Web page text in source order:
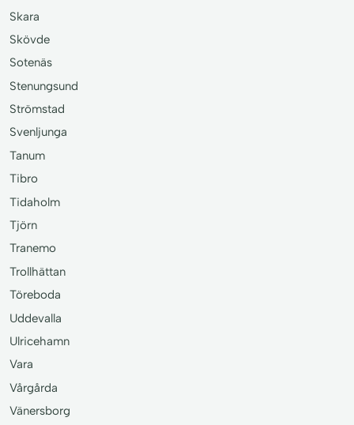
Skara
Skövde
Sotenäs
Stenungsund
Strömstad
Svenljunga
Tanum
Tibro
Tidaholm
Tjörn
Tranemo
Trollhättan
Töreboda
Uddevalla
Ulricehamn
Vara
Vårgårda
Vänersborg